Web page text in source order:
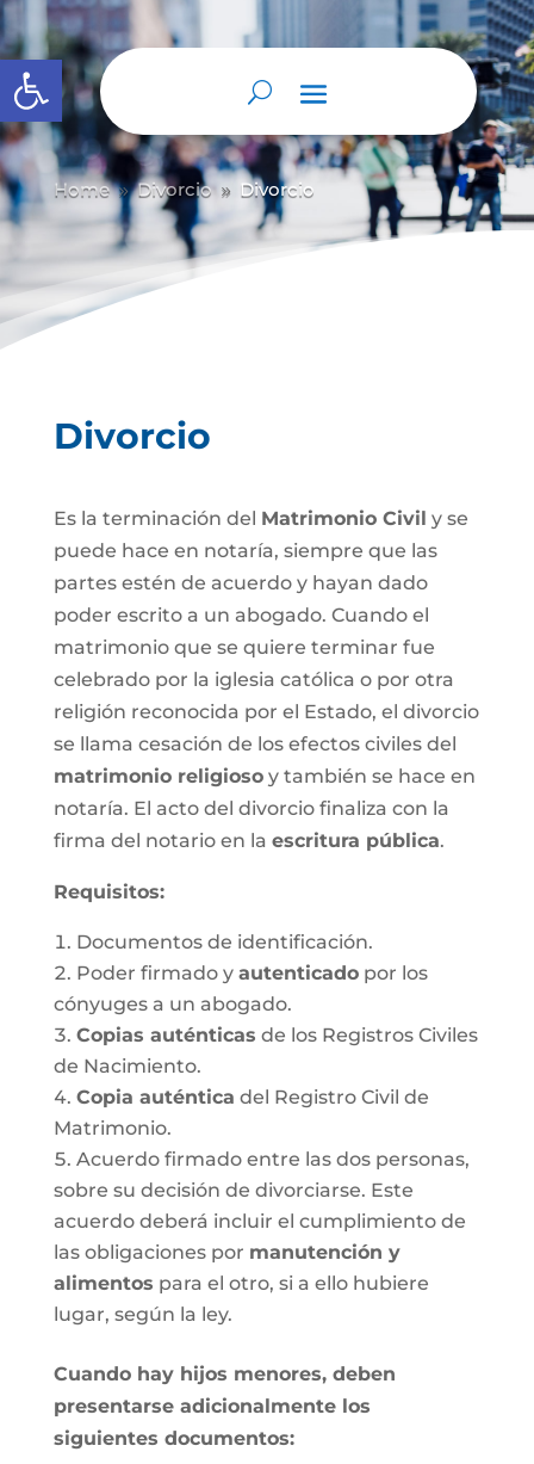
Abrir barra de herramientas
Home 9 Divorcio 9 Divorcio
Divorcio
Es la terminación del Matrimonio Civil y se
puede hace en notaría, siempre que las
partes estén de acuerdo y hayan dado
poder escrito a un abogado. Cuando el
matrimonio que se quiere terminar fue
celebrado por la iglesia católica o por otra
religión reconocida por el Estado, el divorcio
se llama cesación de los efectos civiles del
matrimonio religiosoy también se hace en
notaría. El acto del divorcio finaliza con la
firma del notario en la escritura pública.
Requisitos:
Documentos de identificación.
Poder firmado y autenticadopor los
cónyuges a un abogado.
Copias auténticas de los Registros Civiles
de Nacimiento.
Copia auténtica del Registro Civil de
Matrimonio.
Acuerdo firmado entre las dos personas,
sobre su decisión de divorciarse. Este
acuerdo deberá incluir el cumplimiento de
las obligaciones por manutención y
alimentos para el otro, si a ello hubiere
lugar, según la ley.
Cuando hay hijos menores, deben
presentarse adicionalmente los
siguientes documentos: